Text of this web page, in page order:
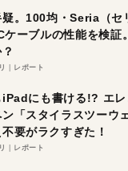
疑。100均・Seria（セ
ケーブルの性能を検証
レポート
iPadにも書ける!? エ
「スタイラスツーウ
要がラクすぎた！
レポート